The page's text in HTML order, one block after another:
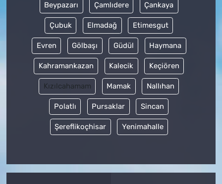
Beypazarı Çamlıdere Çankaya
Çubuk Elmadağ Etimesgut
Evren Gölbaşı Güdül Haymana
Kahramankazan Kalecik Keçiören
Kızılcahamam Mamak Nallıhan
Polatlı Pursaklar Sincan
Şereflikoçhisar Yenimahalle